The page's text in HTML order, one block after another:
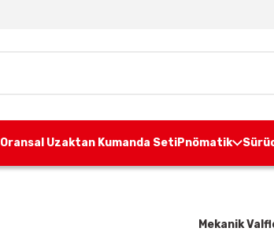
Oransal Uzaktan Kumanda SetiPnömatik
Mekanik